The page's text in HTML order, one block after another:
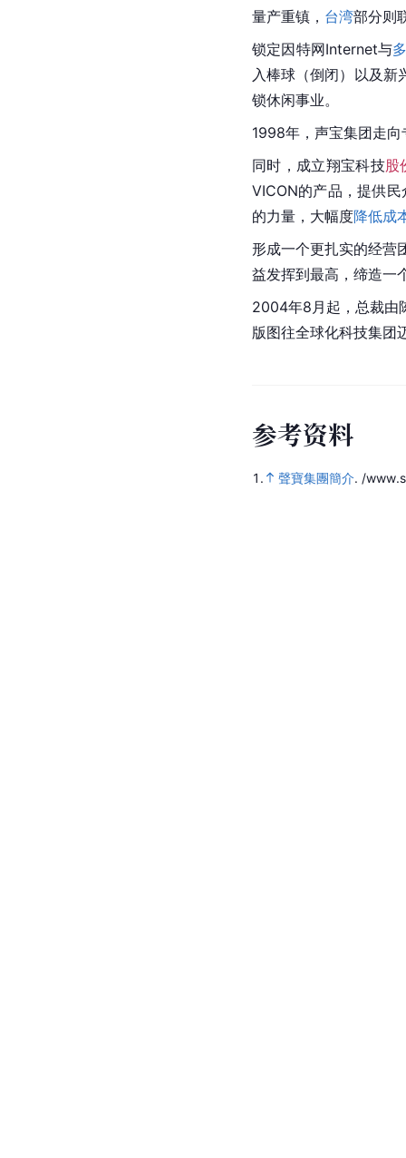
量产重镇， 台湾部分则
锁定因特网Internet与
入棒球（倒闭）以及
锁休闲事业。
1998年，声宝集团走
同时，成立翔宝科技股
VICON的产品，提供
的力量，大幅度降低成
形成一个更扎实的经营
益发挥到最高，缔造一
2004年8月起，总裁由
版图往全球化科技集团
参考资料
1. 聲寶集團簡介. /